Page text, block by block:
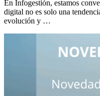
En Infogestión, estamos
digital no es solo una
evolución y …